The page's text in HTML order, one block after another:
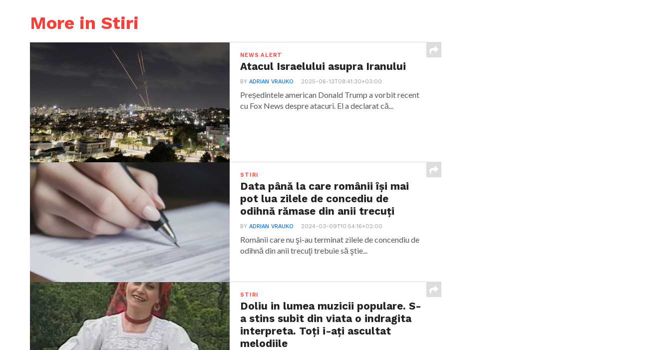
More in Stiri
NEWS ALERT
Atacul Israelului asupra Iranului
BYADRIAN VRAUKO 2025-06-13T08:41:30+03:00
Președintele american Donald Trump a vorbit recent
cu Fox News despre atacuri. El a declarat că...
STIRI
Data până la care românii îşi mai
pot lua zilele de concediu de
odihnă rămase din anii trecuţi
BYADRIAN VRAUKO 2024-03-09T10:54:16+02:00
Românii care nu şi-au terminat zilele de concendiu de
odihnă din anii trecuţi trebuie să ştie...
STIRI
Doliu in lumea muzicii populare. S-
a stins subit din viata o indragita
interpreta. Toți i-ați ascultat
melodiile